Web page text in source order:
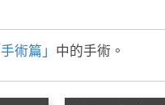
術篇」 中的手術。